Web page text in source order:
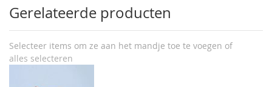
Gerelateerde producten
Selecteer items om ze aan het mandje toe te voegen of
alles selecteren